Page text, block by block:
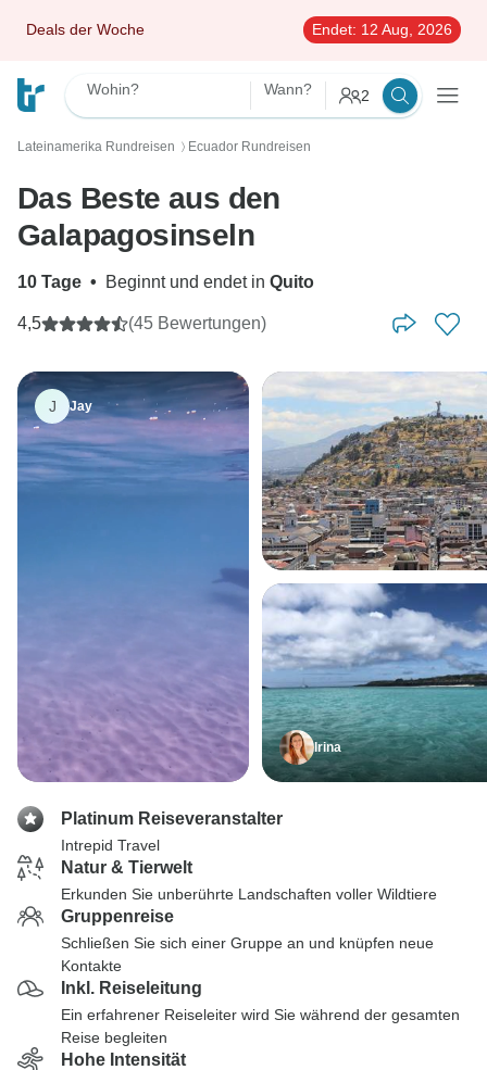
Deals der Woche Endet: 12 Aug, 2026
Wohin? Wann? 2
Lateinamerika Rundreisen 〉 Ecuador Rundreisen
Das Beste aus den
Galapagosinseln
10 Tage • Beginnt und endet in Quito
4,5 (45 Bewertungen)
J Jay
Irina
Platinum Reiseveranstalter
Intrepid Travel
Natur & Tierwelt
Erkunden Sie unberührte Landschaften voller Wildtiere
Gruppenreise
Schließen Sie sich einer Gruppe an und knüpfen neue
Kontakte
Inkl. Reiseleitung
Ein erfahrener Reiseleiter wird Sie während der gesamten
Reise begleiten
Hohe Intensität